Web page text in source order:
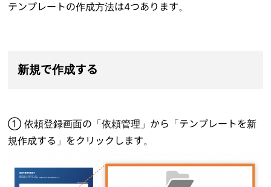
テンプレートの作成方法は4つあります。
新規で作成する
① 依頼登録画面の「依頼管理」から「テンプレートを新
規作成する」をクリックします。